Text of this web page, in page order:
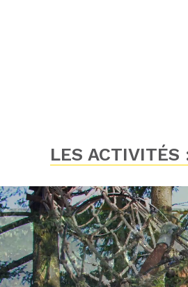
LES ACTIVITÉS